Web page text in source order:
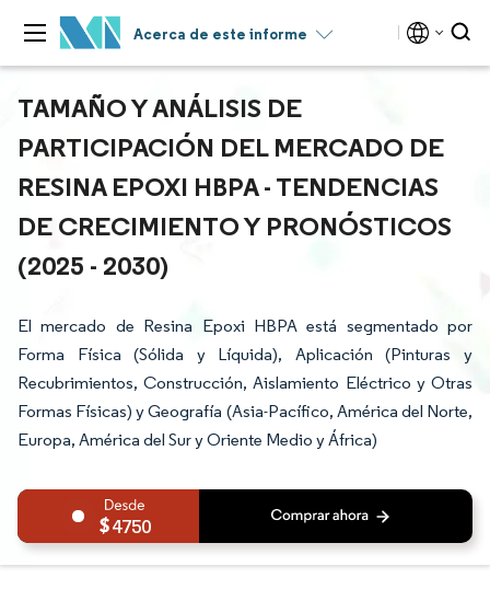
Acerca de este informe
TAMAÑO Y ANÁLISIS DE
PARTICIPACIÓN DEL MERCADO DE
RESINA EPOXI HBPA - TENDENCIAS
DE CRECIMIENTO Y PRONÓSTICOS
(2025 - 2030)
El mercado de Resina Epoxi HBPA está segmentado por
Forma Física (Sólida y Líquida), Aplicación (Pinturas y
Recubrimientos, Construcción, Aislamiento Eléctrico y Otras
Formas Físicas) y Geografía (Asia-Pacífico, América del Norte,
Europa, América del Sur y Oriente Medio y África)
4750